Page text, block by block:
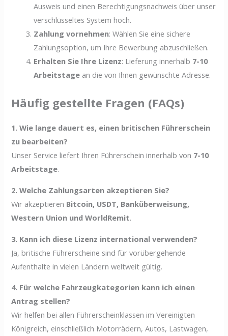
Ausweis und einen Berechtigungsnachweis über unser
verschlüsseltes System hoch.
Zahlung vornehmen: Wählen Sie eine sichere
Zahlungsoption, um Ihre Bewerbung abzuschließen.
Erhalten Sie Ihre Lizenz: Lieferung innerhalb 7-10
Arbeitstage an die von Ihnen gewünschte Adresse.
Häufig gestellte Fragen (FAQs)
1. Wie lange dauert es, einen britischen Führerschein
zu bearbeiten?
Unser Service liefert Ihren Führerschein innerhalb von 7-10
Arbeitstage.
2. Welche Zahlungsarten akzeptieren Sie?
Wir akzeptieren Bitcoin, USDT, Banküberweisung,
Western Union und WorldRemit.
3. Kann ich diese Lizenz international verwenden?
Ja, britische Führerscheine sind für vorübergehende
Aufenthalte in vielen Ländern weltweit gültig.
4. Für welche Fahrzeugkategorien kann ich einen
Antrag stellen?
Wir helfen bei allen Führerscheinklassen im Vereinigten
Königreich, einschließlich Motorrädern, Autos, Lastwagen,